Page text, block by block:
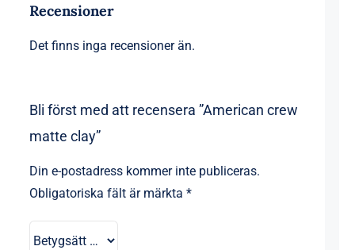
Recensioner
Det finns inga recensioner än.
Bli först med att recensera ”American crew
matte clay”
Din e-postadress kommer inte publiceras.
Obligatoriska fält är märkta *